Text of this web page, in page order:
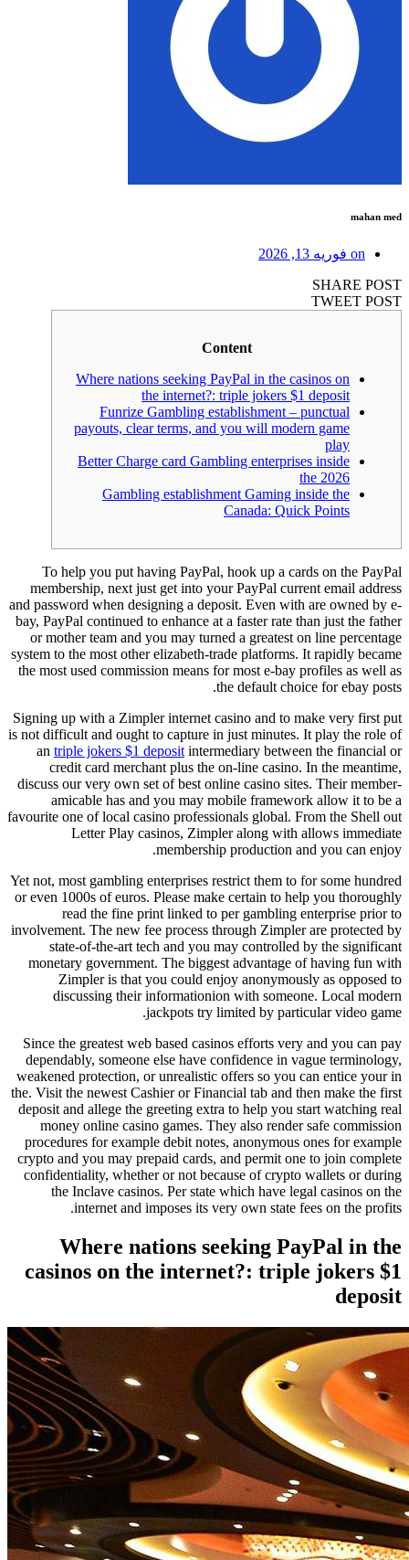
mahan med
on فوریه 13, 2026
SHARE POST
TWEET POST
Content
Where nations seeking PayPal in the casinos on
the internet?: triple jokers $1 deposit
Funrize Gambling establishment – punctual
payouts, clear terms, and you will modern game
play
Better Charge card Gambling enterprises inside
the 2026
Gambling establishment Gaming inside the
Canada: Quick Points
To help you put having PayPal, hook up a cards on the PayPal
membership, next just get into your PayPal current email address
and password when designing a deposit. Even with are owned by e-
bay, PayPal continued to enhance at a faster rate than just the father
or mother team and you may turned a greatest on line percentage
system to the most other elizabeth-trade platforms. It rapidly became
the most used commission means for most e-bay profiles as well as
the default choice for ebay posts.
Signing up with a Zimpler internet casino and to make very first put
is not difficult and ought to capture in just minutes. It play the role of
an triple jokers $1 deposit intermediary between the financial or
credit card merchant plus the on-line casino. In the meantime,
discuss our very own set of best online casino sites. Their member-
amicable has and you may mobile framework allow it to be a
favourite one of local casino professionals global. From the Shell out
Letter Play casinos, Zimpler along with allows immediate
membership production and you can enjoy.
Yet not, most gambling enterprises restrict them to for some hundred
or even 1000s of euros. Please make certain to help you thoroughly
read the fine print linked to per gambling enterprise prior to
involvement. The new fee process through Zimpler are protected by
state-of-the-art tech and you may controlled by the significant
monetary government. The biggest advantage of having fun with
Zimpler is that you could enjoy anonymously as opposed to
discussing their informationion with someone. Local modern
jackpots try limited by particular video game.
Since the greatest web based casinos efforts very and you can pay
dependably, someone else have confidence in vague terminology,
weakened protection, or unrealistic offers so you can entice your in
the. Visit the newest Cashier or Financial tab and then make the first
deposit and allege the greeting extra to help you start watching real
money online casino games. They also render safe commission
procedures for example debit notes, anonymous ones for example
crypto and you may prepaid cards, and permit one to join complete
confidentiality, whether or not because of crypto wallets or during
the Inclave casinos. Per state which have legal casinos on the
internet and imposes its very own state fees on the profits.
Where nations seeking PayPal in the
casinos on the internet?: triple jokers $1
deposit